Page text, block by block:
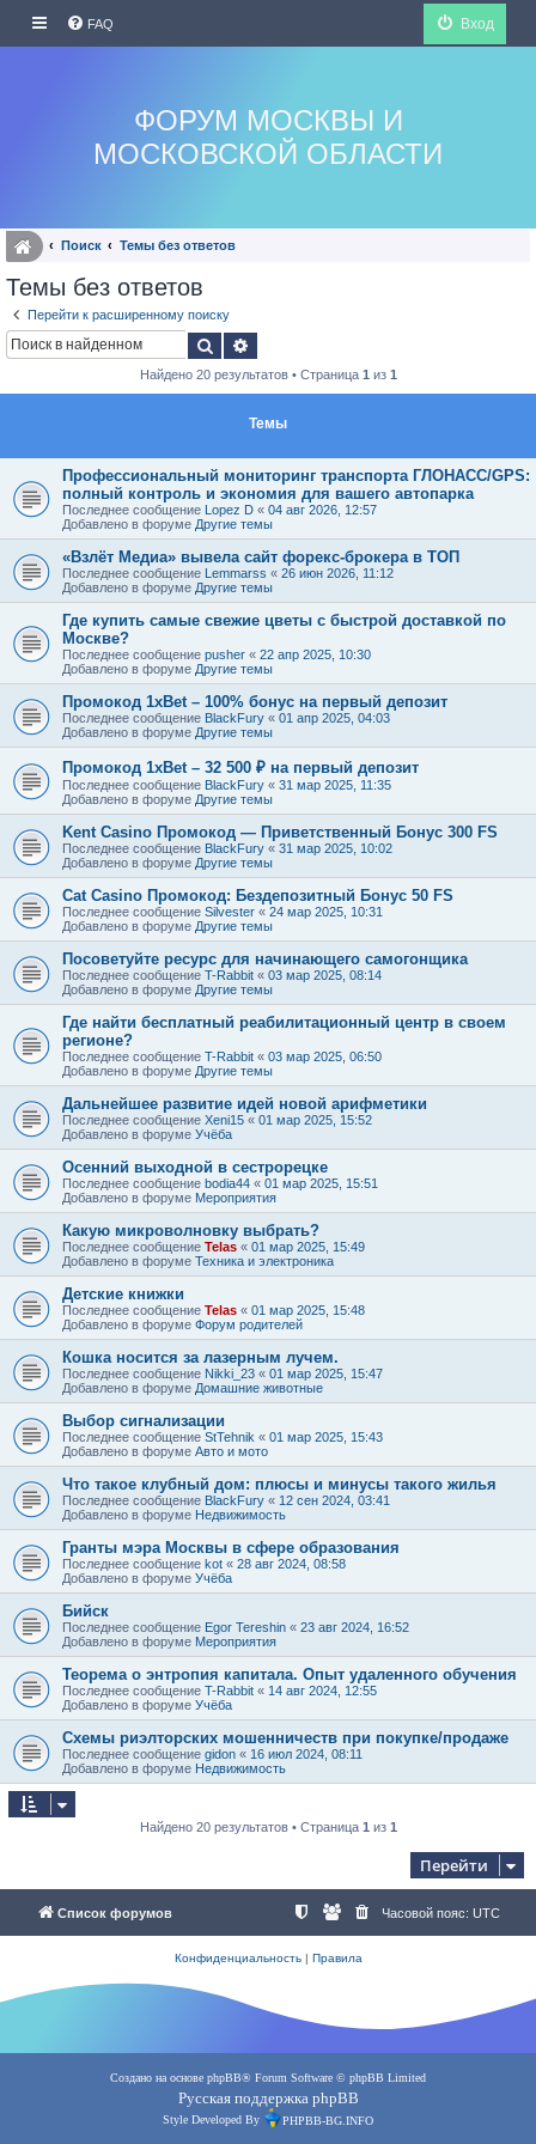
FAQ Вход
ФОРУМ МОСКВЫ И
МОСКОВСКОЙ ОБЛАСТИ
Поиск Темы без ответов
Темы без ответов
Перейти к расширенному поиску
Поиск
Найдено 20 результатов • Страница 1 из 1
Темы
Профессиональный мониторинг транспорта ГЛОНАСС/GPS:
полный контроль и экономия для вашего автопарка
Последнее сообщение Lopez D « 04 авг 2026, 12:57
Добавлено в форуме Другие темы
«Взлёт Медиа» вывела сайт форекс-брокера в ТОП
Последнее сообщение Lemmarss « 26 июн 2026, 11:12
Добавлено в форуме Другие темы
Где купить самые свежие цветы с быстрой доставкой по
Москве?
Последнее сообщение pusher « 22 апр 2025, 10:30
Добавлено в форуме Другие темы
Промокод 1xBet – 100% бонус на первый депозит
Последнее сообщение BlackFury « 01 апр 2025, 04:03
Добавлено в форуме Другие темы
Промокод 1xBet – 32 500 ₽ на первый депозит
Последнее сообщение BlackFury « 31 мар 2025, 11:35
Добавлено в форуме Другие темы
Kent Casino Промокод — Приветственный Бонус 300 FS
Последнее сообщение BlackFury « 31 мар 2025, 10:02
Добавлено в форуме Другие темы
Cat Casino Промокод: Бездепозитный Бонус 50 FS
Последнее сообщение Silvester « 24 мар 2025, 10:31
Добавлено в форуме Другие темы
Посоветуйте ресурс для начинающего самогонщика
Последнее сообщение T-Rabbit « 03 мар 2025, 08:14
Добавлено в форуме Другие темы
Где найти бесплатный реабилитационный центр в своем
регионе?
Последнее сообщение T-Rabbit « 03 мар 2025, 06:50
Добавлено в форуме Другие темы
Дальнейшее развитие идей новой арифметики
Последнее сообщение Xeni15 « 01 мар 2025, 15:52
Добавлено в форуме Учёба
Осенний выходной в сестрорецке
Последнее сообщение bodia44 « 01 мар 2025, 15:51
Добавлено в форуме Мероприятия
Какую микроволновку выбрать?
Последнее сообщение Telas « 01 мар 2025, 15:49
Добавлено в форуме Техника и электроника
Детские книжки
Последнее сообщение Telas « 01 мар 2025, 15:48
Добавлено в форуме Форум родителей
Кошка носится за лазерным лучем.
Последнее сообщение Nikki_23 « 01 мар 2025, 15:47
Добавлено в форуме Домашние животные
Выбор сигнализации
Последнее сообщение StTehnik « 01 мар 2025, 15:43
Добавлено в форуме Авто и мото
Что такое клубный дом: плюсы и минусы такого жилья
Последнее сообщение BlackFury « 12 сен 2024, 03:41
Добавлено в форуме Недвижимость
Гранты мэра Москвы в сфере образования
Последнее сообщение kot « 28 авг 2024, 08:58
Добавлено в форуме Учёба
Бийск
Последнее сообщение Egor Tereshin « 23 авг 2024, 16:52
Добавлено в форуме Мероприятия
Теорема о энтропия капитала. Опыт удаленного обучения
Последнее сообщение T-Rabbit « 14 авг 2024, 12:55
Добавлено в форуме Учёба
Схемы риэлторских мошенничеств при покупке/продаже
Последнее сообщение gidon « 16 июл 2024, 08:11
Добавлено в форуме Недвижимость
Найдено 20 результатов • Страница 1 из 1
Перейти
Список форумов Часовой пояс: UTC
Конфиденциальность| Правила
Создано на основе phpBB® Forum Software © phpBB Limited
Русская поддержка phpBB
Style Developed By PHPBB-BG.INFO